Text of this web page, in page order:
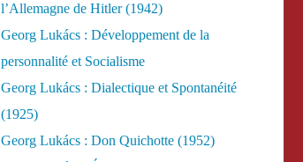
l’Allemagne de Hitler (1942)
Georg Lukács : Développement de la
personnalité et Socialisme
Georg Lukács : Dialectique et Spontanéité
(1925)
Georg Lukács : Don Quichotte (1952)